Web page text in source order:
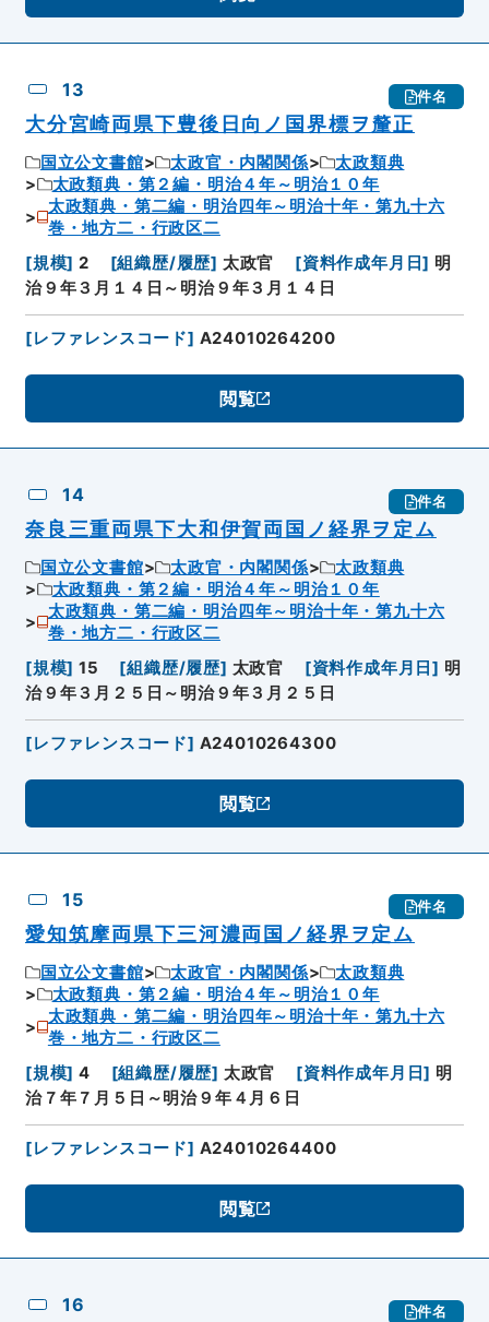
13 件名
大分宮崎両県下豊後日向ノ国界標ヲ釐正
国立公文書館 太政官・内閣関係
太政類典
太政類典・第２編・明治４年～明治１０年
太政類典・第二編・明治四年～明治十年・第九十六
巻・地方二・行政区二
[規模] 2 [組織歴/履歴] 太政官 [資料作成年月日] 明
治９年３月１４日～明治９年３月１４日
[レファレンスコード] A24010264200
閲覧
14 件名
奈良三重両県下大和伊賀両国ノ経界ヲ定ム
国立公文書館 太政官・内閣関係
太政類典
太政類典・第２編・明治４年～明治１０年
太政類典・第二編・明治四年～明治十年・第九十六
巻・地方二・行政区二
[規模] 15 [組織歴/履歴] 太政官 [資料作成年月日] 明
治９年３月２５日～明治９年３月２５日
[レファレンスコード] A24010264300
閲覧
15 件名
愛知筑摩両県下三河濃両国ノ経界ヲ定ム
国立公文書館 太政官・内閣関係
太政類典
太政類典・第２編・明治４年～明治１０年
太政類典・第二編・明治四年～明治十年・第九十六
巻・地方二・行政区二
[規模] 4 [組織歴/履歴] 太政官 [資料作成年月日] 明
治７年７月５日～明治９年４月６日
[レファレンスコード] A24010264400
閲覧
16 件名